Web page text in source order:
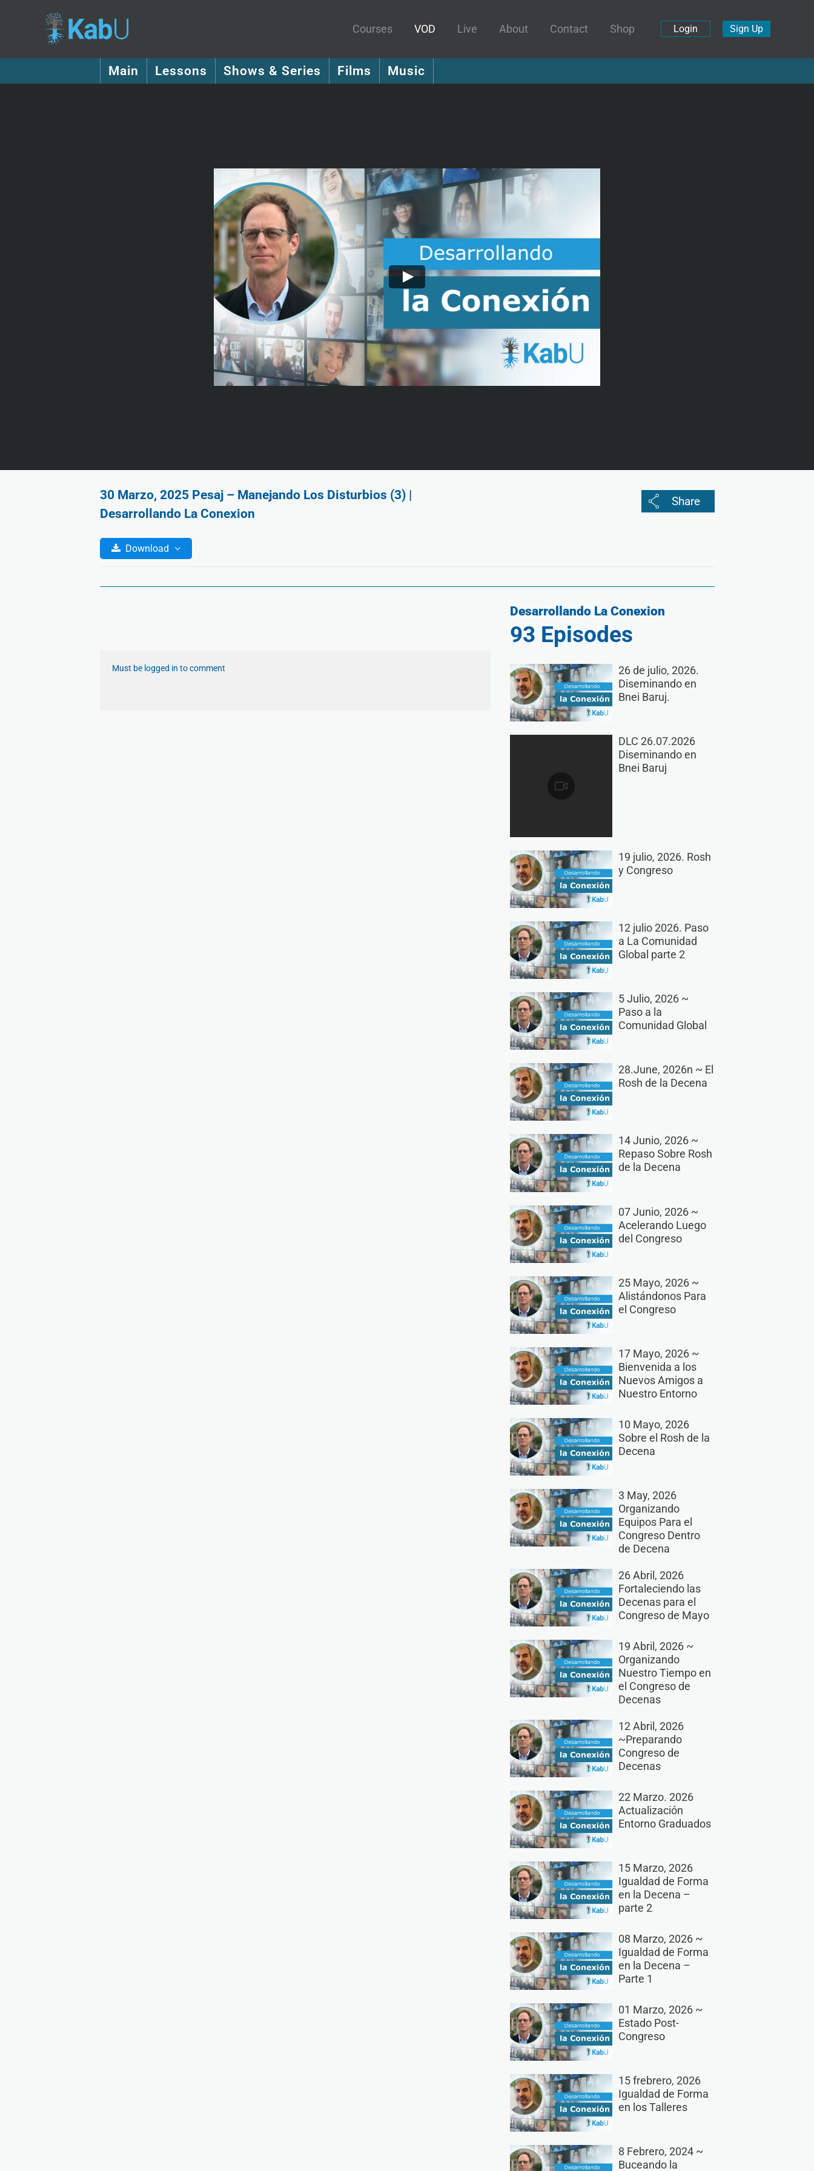
Courses VOD Live About Contact Shop Login Sign Up
Main Lessons Shows & Series Films Music
30 Marzo, 2025 Pesaj – Manejando Los Disturbios (3) |
Desarrollando La Conexion
Download
Must be logged in to comment
Desarrollando La Conexion
93 Episodes
26 de julio, 2026.
Diseminando en
Bnei Baruj.
DLC 26.07.2026
Diseminando en
Bnei Baruj
19 julio, 2026. Rosh
y Congreso
12 julio 2026. Paso
a La Comunidad
Global parte 2
5 Julio, 2026 ~
Paso a la
Comunidad Global
28.June, 2026n ~ El
Rosh de la Decena
14 Junio, 2026 ~
Repaso Sobre Rosh
de la Decena
07 Junio, 2026 ~
Acelerando Luego
del Congreso
25 Mayo, 2026 ~
Alistándonos Para
el Congreso
17 Mayo, 2026 ~
Bienvenida a los
Nuevos Amigos a
Nuestro Entorno
10 Mayo, 2026
Sobre el Rosh de la
Decena
3 May, 2026
Organizando
Equipos Para el
Congreso Dentro
de Decena
26 Abril, 2026
Fortaleciendo las
Decenas para el
Congreso de Mayo
19 Abril, 2026 ~
Organizando
Nuestro Tiempo en
el Congreso de
Decenas
12 Abril, 2026
~Preparando
Congreso de
Decenas
22 Marzo. 2026
Actualización
Entorno Graduados
15 Marzo, 2026
Igualdad de Forma
en la Decena –
parte 2
08 Marzo, 2026 ~
Igualdad de Forma
en la Decena –
Parte 1
01 Marzo, 2026 ~
Estado Post-
Congreso
15 frebrero, 2026
Igualdad de Forma
en los Talleres
8 Febrero, 2024 ~
Buceando la